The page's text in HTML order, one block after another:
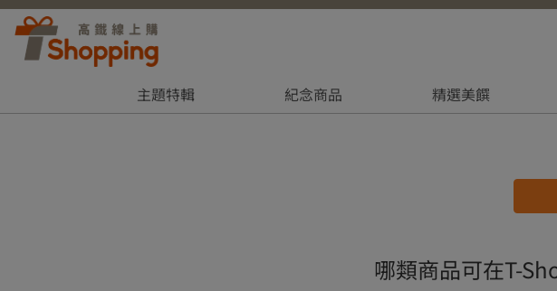
主題特輯 紀念商品 精選美饌
哪類商品可在T-